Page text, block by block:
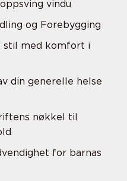
vindu
og Forebygging
stil med komfort i
din generelle helse
nøkkel til
for barnas